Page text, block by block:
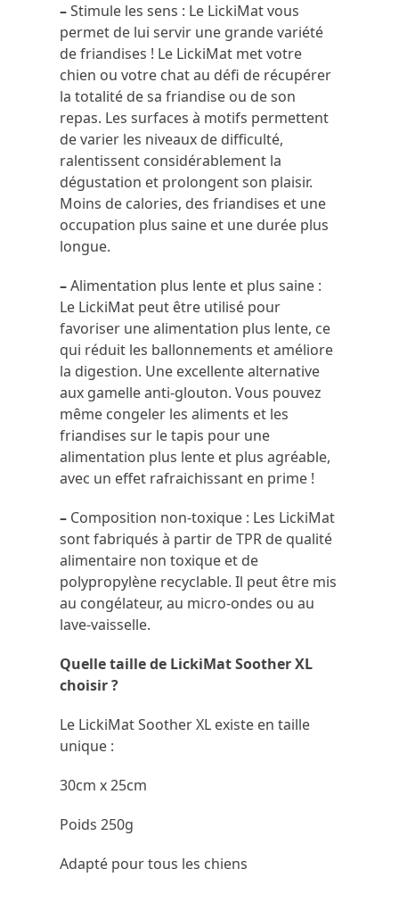
–Stimule les sens : Le LickiMat vous
permet de lui servir une grande variété
de friandises ! Le LickiMat met votre
chien ou votre chat au défi de récupérer
la totalité de sa friandise ou de son
repas. Les surfaces à motifs permettent
de varier les niveaux de difficulté,
ralentissent considérablement la
dégustation et prolongent son plaisir.
Moins de calories, des friandises et une
occupation plus saine et une durée plus
longue.
–Alimentation plus lente et plus saine :
Le LickiMat peut être utilisé pour
favoriser une alimentation plus lente, ce
qui réduit les ballonnements et améliore
la digestion. Une excellente alternative
aux gamelle anti-glouton. Vous pouvez
même congeler les aliments et les
friandises sur le tapis pour une
alimentation plus lente et plus agréable,
avec un effet rafraichissant en prime !
– Composition non-toxique : Les LickiMat
sont fabriqués à partir de TPR de qualité
alimentaire non toxique et de
polypropylène recyclable. Il peut être mis
au congélateur, au micro-ondes ou au
lave-vaisselle.
Quelle taille de LickiMat Soother XL
choisir ?
Le LickiMat Soother XL existe en taille
unique :
30cm x 25cm
Poids 250g
Adapté pour tous les chiens